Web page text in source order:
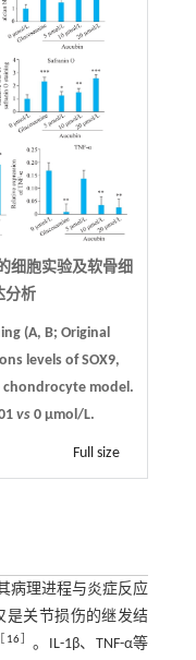
细胞实验及软骨细
分析
(A, B; Original
levels of SOX9,
chondrocyte model.
vs0 μmol/L.
Full size
病理进程与炎症反应
是关节损伤的继发结
16］ 。IL-1β、TNF-α等